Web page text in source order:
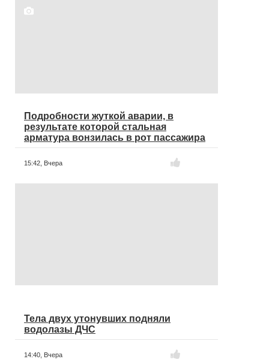
Подробности жуткой аварии, в
результате которой стальная
арматура вонзилась в рот пассажира
15:42, Вчера
Тела двух утонувших подняли
водолазы ДЧС
14:40, Вчера